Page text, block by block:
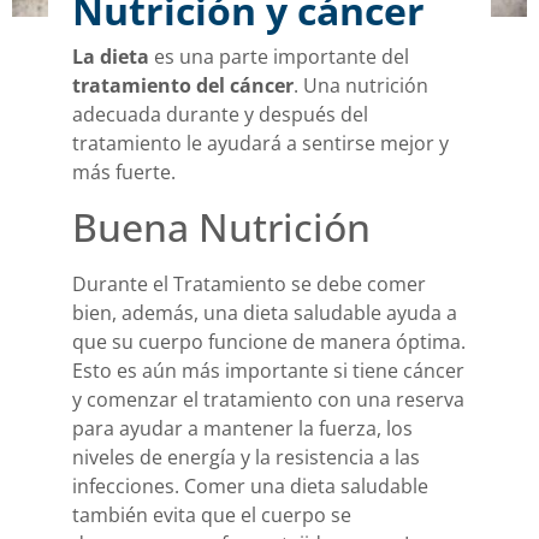
Nutrición y cáncer
La dieta es una parte importante del
tratamiento del cáncer. Una nutrición
adecuada durante y después del
tratamiento le ayudará a sentirse mejor y
más fuerte.
Buena Nutrición
Durante el Tratamiento se debe comer
bien, además, una dieta saludable ayuda a
que su cuerpo funcione de manera óptima.
Esto es aún más importante si tiene cáncer
y comenzar el tratamiento con una reserva
para ayudar a mantener la fuerza, los
niveles de energía y la resistencia a las
infecciones. Comer una dieta saludable
también evita que el cuerpo se